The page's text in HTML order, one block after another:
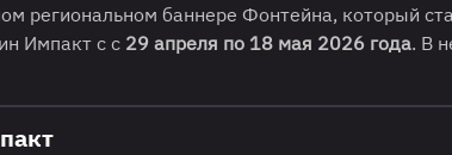
региональном баннере Фонтейна, который
Импакт с с 29 апреля по 18 мая 2026 года. В